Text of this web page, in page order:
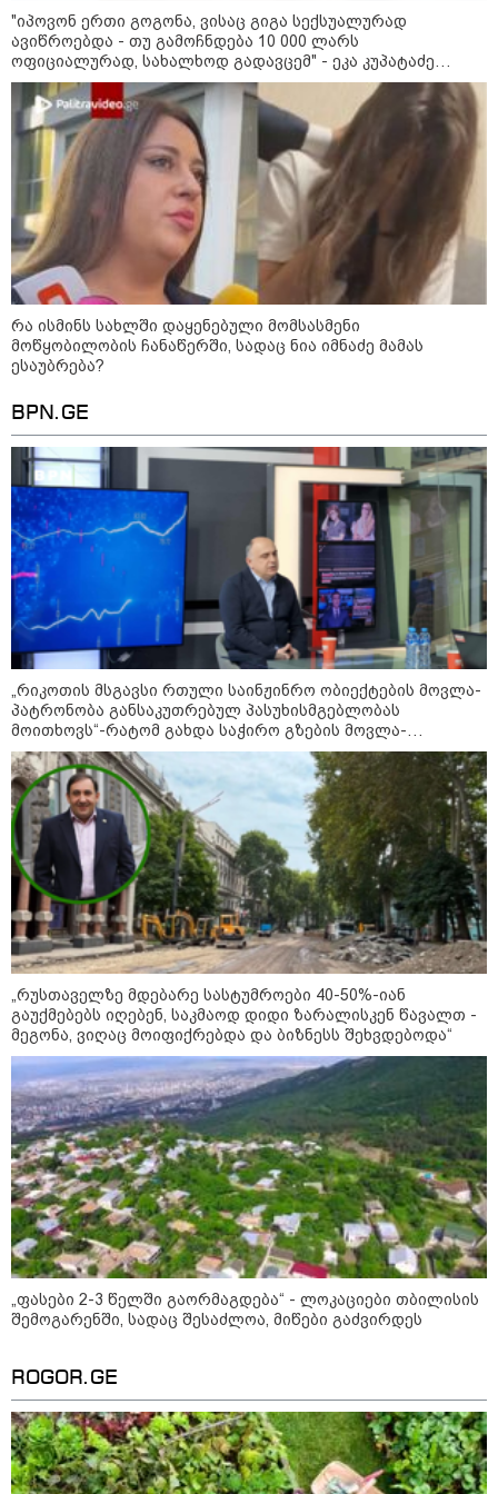
- რუსს, ყაზახს, უკრაინელს,
შვეიცარიელს, იტალიელს,
ამერიკელს, შეუძლია
ჩამოვიდეს, დახარჯოს ფული...
არავინ შეზღუდული არაა" -
კალაძე
კატეგორიის ყველა სიახლე
„რიკოთის მსგავსი რთული
პატრონობა განსაკუთრებულ
პასუხისმგებლობას მოითხოვს“-
სასტუმროები 40-50%-იან
გაუქმებებს იღებენ, საკმაოდ დიდი
ზარალისკენ წავალთ - მეგონა,
ვიღაც მოიფიქრებდა და ბიზნესს
„ფასები 2-3 წელში გაორმაგდება“
- ლოკაციები თბილისის
შემოგარენში, სადაც შესაძლოა,
მიწები გაძვირდეს
სამართალი
11:40 / 07-08-2026
"დაკავებულია 3 პირი, რომლებიც
სისტემატურად ამზადებდნენ ცნობილი
ბრენდების ფალსიფიცირებულ ვისკისა და
სხვა ალკოჰოლურ სასმელებს" -
საგამოძიებო სამსახური
არასრულწლოვანების და
სავარაუდოდ, არა მარტო
არასრულწლოვანების ჯგუფი" -
ადვოკატის ინფორმაციით
კურიერს თავს დაესხნენ
"იპოვონ ერთი გოგონა, ვისაც გიგა სექსუალურად
ავიწროებდა - თუ გამოჩნდება 10 000 ლარს
ოფიციალურად, სახალხოდ გადავცემ" - ეკა კუპატაძე
განცხადებას ავრცელებს
რა ისმინს სახლში დაყენებული მომსასმენი
მოწყობილობის ჩანაწერში, სადაც ნია იმნაძე მამას
ესაუბრება?
BPN.GE
„რიკოთის მსგავსი რთული საინჟინრო ობიექტების მოვლა-
პატრონობა განსაკუთრებულ პასუხისმგებლობას
მოითხოვს“-რატომ გახდა საჭირო გზების მოვლა-
პატრონობისთვის სახელმწიფო კომპანიის შექმნა
„რუსთაველზე მდებარე სასტუმროები 40-50%-იან
გაუქმებებს იღებენ, საკმაოდ დიდი ზარალისკენ წავალთ -
მეგონა, ვიღაც მოიფიქრებდა და ბიზნესს შეხვდებოდა“
„ფასები 2-3 წელში გაორმაგდება“ - ლოკაციები თბილისის
შემოგარენში, სადაც შესაძლოა, მიწები გაძვირდეს
ROGOR.GE